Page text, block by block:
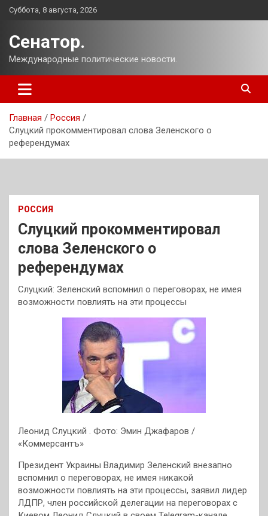
Перейти
Суббота, 8 августа, 2026
Сенатор.
Международные политические новости.
Главная
Россия
Слуцкий прокомментировал слова Зеленского о
референдумах
РОССИЯ
Слуцкий прокомментировал
слова Зеленского о
референдумах
Слуцкий: Зеленский вспомнил о переговорах, не имея
возможности повлиять на эти процессы
Леонид Слуцкий . Фото: Эмин Джафаров /
«Коммерсантъ»
Президент Украины Владимир Зеленский внезапно
вспомнил о переговорах, не имея никакой
возможности повлиять на эти процессы, заявил лидер
ЛДПР, член российской делегации на переговорах с